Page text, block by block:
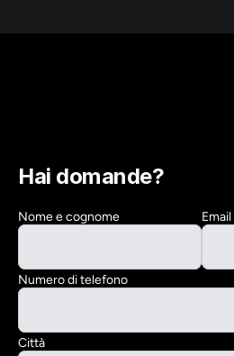
Hai domande?
Nome e cognome Email
Numero di telefono
Città